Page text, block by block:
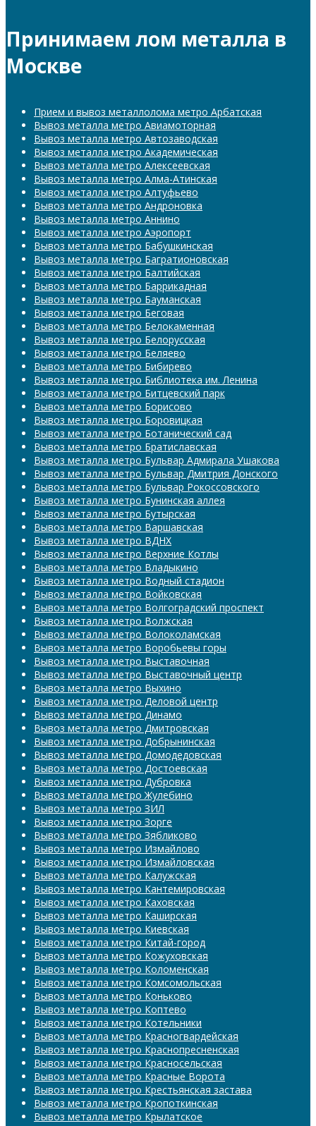
Принимаем лом металла в
Москве
Прием и вывоз металлолома метро Арбатская
Вывоз металла метро Авиамоторная
Вывоз металла метро Автозаводская
Вывоз металла метро Академическая
Вывоз металла метро Алексеевская
Вывоз металла метро Алма-Атинская
Вывоз металла метро Алтуфьево
Вывоз металла метро Андроновка
Вывоз металла метро Аннино
Вывоз металла метро Аэропорт
Вывоз металла метро Бабушкинская
Вывоз металла метро Багратионовская
Вывоз металла метро Балтийская
Вывоз металла метро Баррикадная
Вывоз металла метро Бауманская
Вывоз металла метро Беговая
Вывоз металла метро Белокаменная
Вывоз металла метро Белорусская
Вывоз металла метро Беляево
Вывоз металла метро Бибирево
Вывоз металла метро Библиотека им. Ленина
Вывоз металла метро Битцевский парк
Вывоз металла метро Борисово
Вывоз металла метро Боровицкая
Вывоз металла метро Ботанический сад
Вывоз металла метро Братиславская
Вывоз металла метро Бульвар Адмирала Ушакова
Вывоз металла метро Бульвар Дмитрия Донского
Вывоз металла метро Бульвар Рокоссовского
Вывоз металла метро Бунинская аллея
Вывоз металла метро Бутырская
Вывоз металла метро Варшавская
Вывоз металла метро ВДНХ
Вывоз металла метро Верхние Котлы
Вывоз металла метро Владыкино
Вывоз металла метро Водный стадион
Вывоз металла метро Войковская
Вывоз металла метро Волгоградский проспект
Вывоз металла метро Волжская
Вывоз металла метро Волоколамская
Вывоз металла метро Воробьевы горы
Вывоз металла метро Выставочная
Вывоз металла метро Выставочный центр
Вывоз металла метро Выхино
Вывоз металла метро Деловой центр
Вывоз металла метро Динамо
Вывоз металла метро Дмитровская
Вывоз металла метро Добрынинская
Вывоз металла метро Домодедовская
Вывоз металла метро Достоевская
Вывоз металла метро Дубровка
Вывоз металла метро Жулебино
Вывоз металла метро ЗИЛ
Вывоз металла метро Зорге
Вывоз металла метро Зябликово
Вывоз металла метро Измайлово
Вывоз металла метро Измайловская
Вывоз металла метро Калужская
Вывоз металла метро Кантемировская
Вывоз металла метро Каховская
Вывоз металла метро Каширская
Вывоз металла метро Киевская
Вывоз металла метро Китай-город
Вывоз металла метро Кожуховская
Вывоз металла метро Коломенская
Вывоз металла метро Комсомольская
Вывоз металла метро Коньково
Вывоз металла метро Коптево
Вывоз металла метро Котельники
Вывоз металла метро Красногвардейская
Вывоз металла метро Краснопресненская
Вывоз металла метро Красносельская
Вывоз металла метро Красные Ворота
Вывоз металла метро Крестьянская застава
Вывоз металла метро Кропоткинская
Вывоз металла метро Крылатское